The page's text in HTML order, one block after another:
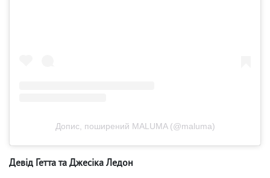
Допис, поширений MALUMA (@maluma)
Девід Гетта та Джесіка Ледон